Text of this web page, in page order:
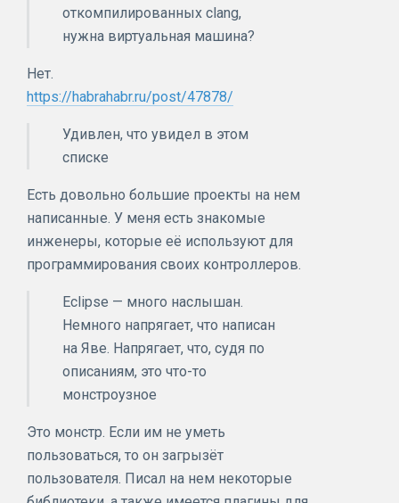
откомпилированных clang,
нужна виртуальная машина?
Нет.
https://habrahabr.ru/post/47878/
Удивлен, что увидел в этом
списке
Есть довольно большие проекты на нем
написанные. У меня есть знакомые
инженеры, которые её используют для
программирования своих контроллеров.
Eclipse — много наслышан.
Немного напрягает, что написан
на Яве. Напрягает, что, судя по
описаниям, это что-то
монстроузное
Это монстр. Если им не уметь
пользоваться, то он загрызёт
пользователя. Писал на нем некоторые